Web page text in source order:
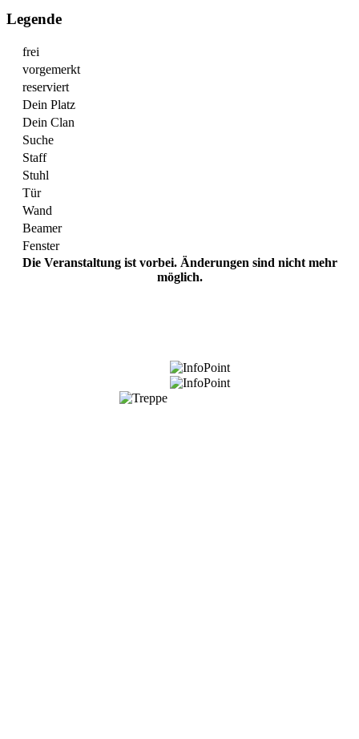
Legende
frei
vorgemerkt
reserviert
Dein Platz
Dein Clan
Suche
Staff
Stuhl
Tür
Wand
Beamer
Fenster
Die Veranstaltung ist vorbei. Änderungen sind nicht mehr
möglich.